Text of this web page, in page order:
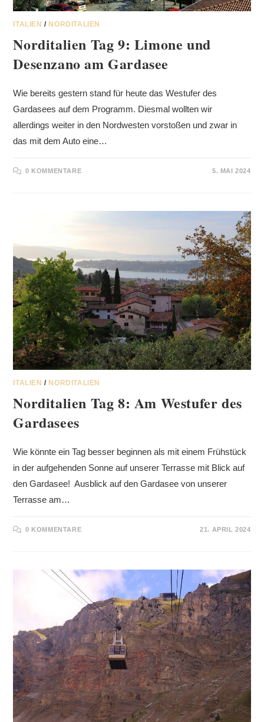
ITALIEN / NORDITALIEN
Norditalien Tag 9: Limone und
Desenzano am Gardasee
Wie bereits gestern stand für heute das Westufer des
Gardasees auf dem Programm. Diesmal wollten wir
allerdings weiter in den Nordwesten vorstoßen und zwar in
das mit dem Auto eine…
0 KOMMENTARE 5. MAI 2024
ITALIEN / NORDITALIEN
Norditalien Tag 8: Am Westufer des
Gardasees
Wie könnte ein Tag besser beginnen als mit einem Frühstück
in der aufgehenden Sonne auf unserer Terrasse mit Blick auf
den Gardasee! Ausblick auf den Gardasee von unserer
Terrasse am…
0 KOMMENTARE 21. APRIL 2024